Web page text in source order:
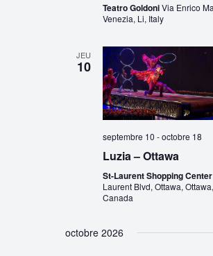
Teatro GoldoniVia Enrico
Venezia, Li, Italy
JEU
10
septembre 10 -octobre 18
Luzia – Ottawa
St-Laurent Shopping Center
Laurent Blvd, Ottawa,
Canada
octobre 2026